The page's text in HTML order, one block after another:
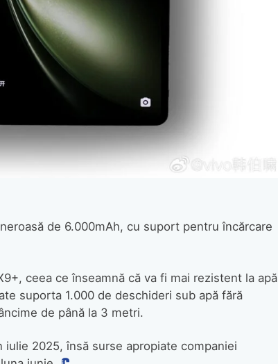
de 6.000mAh, cu suport pentru încărcare
ceea ce înseamnă că va fi mai rezistent la apă
suporta 1.000 de deschideri sub apă fără
de până la 3 metri.
2025, însă surse apropiate companiei